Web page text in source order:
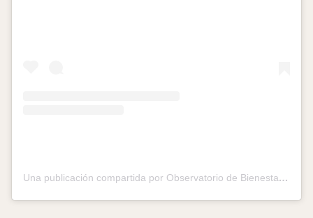
Una publicación compartida por Observatorio de Bienestar Animal (OBA) (@observatorioba)